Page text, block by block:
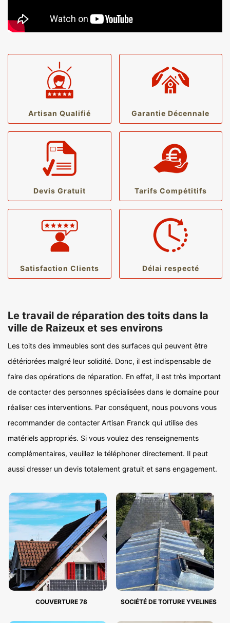
Artisan Qualifié Garantie Décennale
Devis Gratuit Tarifs Compétitifs
Satisfaction Clients Délai respecté
Le travail de réparation des toits dans la
ville de Raizeux et ses environs
Les toits des immeubles sont des surfaces qui peuvent être
détériorées malgré leur solidité. Donc, il est indispensable de
faire des opérations de réparation. En effet, il est très important
de contacter des personnes spécialisées dans le domaine pour
réaliser ces interventions. Par conséquent, nous pouvons vous
recommander de contacter Artisan Franck qui utilise des
matériels appropriés. Si vous voulez des renseignements
complémentaires, veuillez le téléphoner directement. Il peut
aussi dresser un devis totalement gratuit et sans engagement.
COUVERTURE 78 SOCIÉTÉ DE TOITURE YVELINES